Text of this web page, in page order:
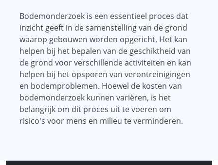
Bodemonderzoek is een essentieel proces dat
inzicht geeft in de samenstelling van de grond
waarop gebouwen worden opgericht. Het kan
helpen bij het bepalen van de geschiktheid van
de grond voor verschillende activiteiten en kan
helpen bij het opsporen van verontreinigingen
en bodemproblemen. Hoewel de kosten van
bodemonderzoek kunnen variëren, is het
belangrijk om dit proces uit te voeren om
risico's voor mens en milieu te verminderen.